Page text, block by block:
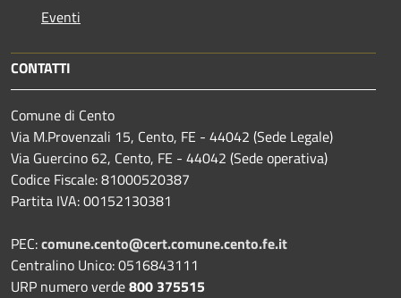
Eventi
CONTATTI
Comune di Cento
Via M.Provenzali 15, Cento, FE - 44042 (Sede Legale)
Via Guercino 62, Cento, FE - 44042 (Sede operativa)
Codice Fiscale: 81000520387
Partita IVA: 00152130381
PEC:comune.cento@cert.comune.cento.fe.it
Centralino Unico: 0516843111
URP numero verde800 375515